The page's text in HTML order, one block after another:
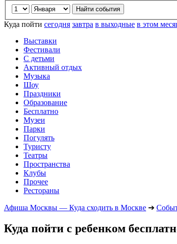
Куда пойти сегодня завтра в выходные в этом
Выставки
Фестивали
С детьми
Активный отдых
Музыка
Шоу
Праздники
Образование
Бесплатно
Музеи
Парки
Погулять
Туристу
Театры
Пространства
Клубы
Прочее
Рестораны
Афиша Москвы — Куда сходить в Москве ➔
Куда пойти с ребенком